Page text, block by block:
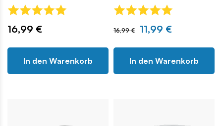
16,99 €
In den Warenkorb
16,99 € 11,99 €
In den Warenkorb